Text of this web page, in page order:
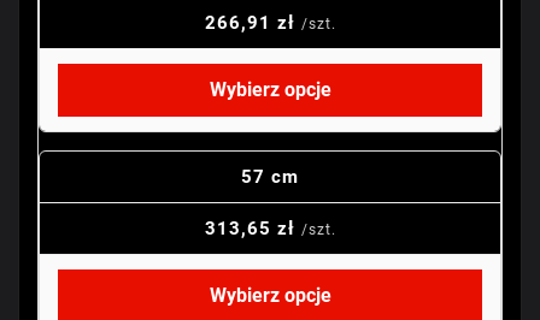
266,91 zł /szt.
Wybierz opcje
57 cm
313,65 zł /szt.
Wybierz opcje